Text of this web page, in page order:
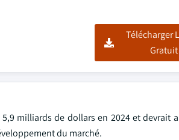
Télécharger
Gratuit
milliards de dollars en 2024 et devrait
du marché.